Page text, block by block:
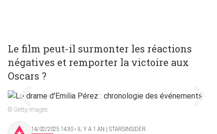
Le film peut-il surmonter les réactions
négatives et remporter la victoire aux
Oscars ?
© Getty Images
14/02/2025 14:30 ‧ IL Y A 1 AN | STARSINSIDER